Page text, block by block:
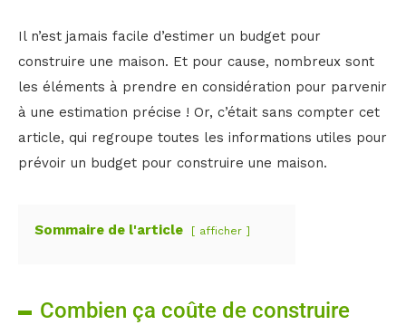
Il n’est jamais facile d’estimer un budget pour
construire une maison. Et pour cause, nombreux sont
les éléments à prendre en considération pour parvenir
à une estimation précise ! Or, c’était sans compter cet
article, qui regroupe toutes les informations utiles pour
prévoir un budget pour construire une maison.
Sommaire de l'article afficher
Combien ça coûte de construire